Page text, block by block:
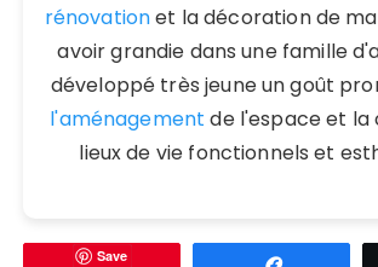
rénovationet la décoration de
avoir grandie dans une famille
développé très jeune un goût
l'aménagement de l'espace et la
lieux de vie fonctionnels et
Save